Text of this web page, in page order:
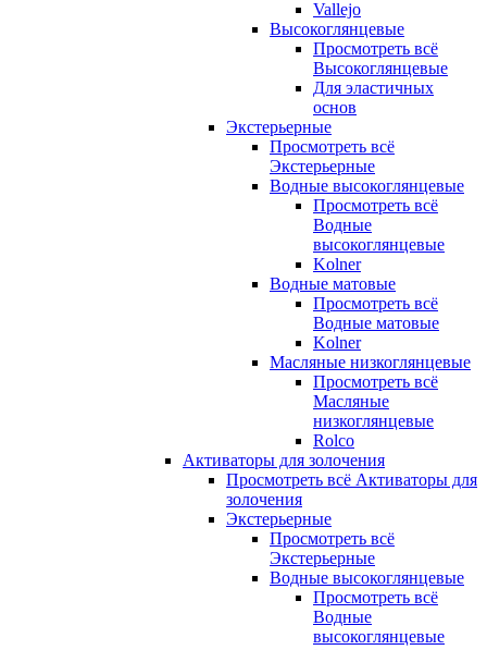
Vallejo
Высокоглянцевые
Просмотреть всё
Высокоглянцевые
Для эластичных
основ
Экстерьерные
Просмотреть всё
Экстерьерные
Водные высокоглянцевые
Просмотреть всё
Водные
высокоглянцевые
Kolner
Водные матовые
Просмотреть всё
Водные матовые
Kolner
Масляные низкоглянцевые
Просмотреть всё
Масляные
низкоглянцевые
Rolco
Активаторы для золочения
Просмотреть всё Активаторы для
золочения
Экстерьерные
Просмотреть всё
Экстерьерные
Водные высокоглянцевые
Просмотреть всё
Водные
высокоглянцевые